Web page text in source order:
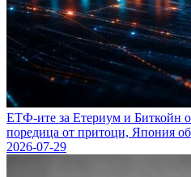
ЕТФ-ите за Етериум и Биткойн
поредица от притоци, Япония
2026-07-29